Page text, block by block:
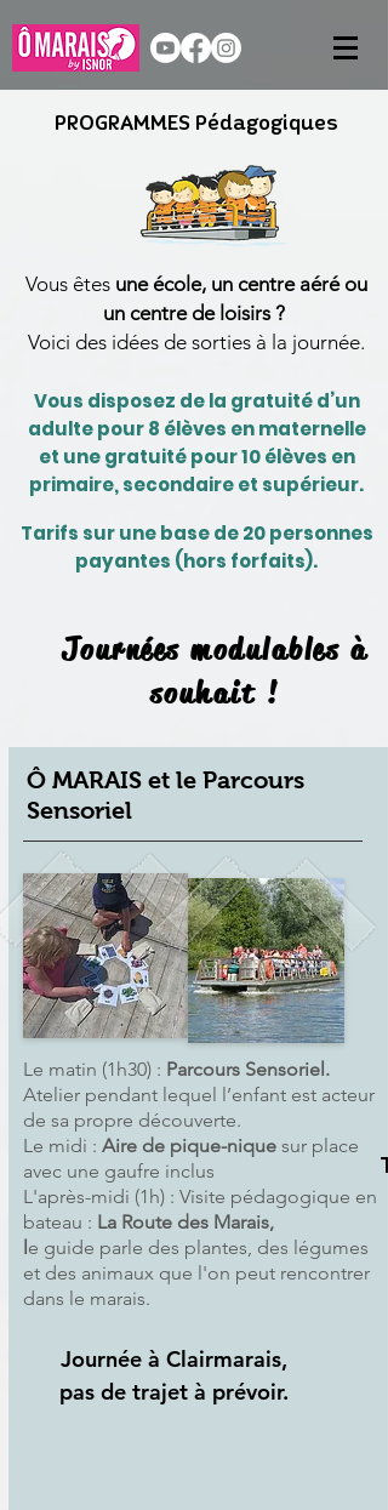
PROGRAMMES Pédagogiques
Vous êtes une école, un centre aéré ou
un centre de loisirs ?
Voici des idées de sorties à la journée.
Vous disposez de la gratuité d’un
adulte pour 8 élèves en maternelle
et une gratuité pour 10 élèves en
primaire, secondaire et supérieur.
Tarifs sur une base de 20 personnes
payantes (hors forfaits).
Journées modulables à
souhait !
Ô MARAIS et le Parcours
Sensoriel
Le matin (1h30) : Parcours Sensoriel.
Atelier pendant lequel l’enfant est acteur
de sa propre découverte.
Le midi : Aire de pique-nique sur place
avec une gaufre inclus
L'après-midi (1h) : Visite pédagogique en
bateau : La Route des Marais,
le guide parle des plantes, des légumes
et des animaux que l'on peut rencontrer
dans le marais.
Journée à Clairmarais,
pas de trajet à prévoir.